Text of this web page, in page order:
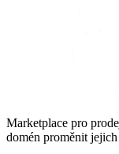
Marketplace pro
domén proměnit